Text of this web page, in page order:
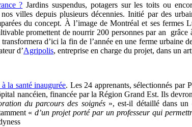
? Jardins suspendus, potagers sur les toits ou
villes depuis plusieurs décennies. Initié par des
du concept. À l’image de Montréal et ses fermes
promettent de nourrir 200 personnes par an
d’ici la fin de l’année en une ferme urbaine
d’Agripolis, entreprise en charge du projet, dans un
la santé inaugurée. Les 24 apprenants, sélectionnés par
nancéien, financée par la Région Grand Est. Ils
du parcours des soignés», est-il détaillé dans un
«d’un projet porté par un professeur qui